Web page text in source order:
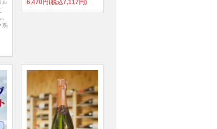
ル
系
6,470円(税込7,117円)